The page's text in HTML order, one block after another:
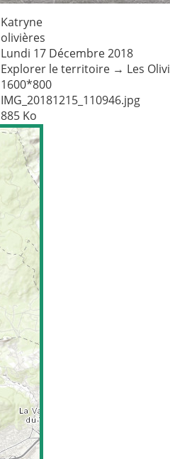
Katryne
olivières
Lundi 17 Décembre 2018
Explorer le territoire → Les
1600*800
IMG_20181215_110946.jpg
885 Ko